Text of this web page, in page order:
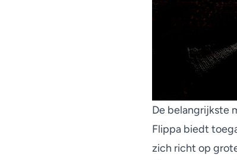
De belangrijkste
Flippa biedt
zich richt op